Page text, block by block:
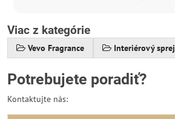
Viac z kategórie
Vevo Fragrance Interiérový sprej
Potrebujete poradiť?
Kontaktujte nás: